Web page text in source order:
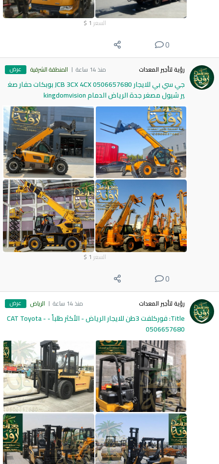
السعر 1
$
0
رؤية لتأجير المعدات منذ 14 ساعة المنطقة الشرقية عرض
جي سي بي للايجار 0506657680 JCB 3CX 4CX بوبكات حفار صغ
ير شيول مصغر جدة الرياض الدمام kingdomvision
السعر 1
$
0
رؤية لتأجير المعدات منذ 14 ساعة الرياض عرض
Title: فوركلفت 3طن للايجار الرياض - الأكثر طلباً - CAT Toyota -
0506657680